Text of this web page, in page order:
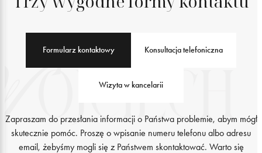
Formularz kontaktowy Konsultacja telefoniczna
Wizyta w kancelarii
Zapraszam do przesłania informacji o Państwa problemie, abym mógł
skutecznie pomóc. Proszę o wpisanie numeru telefonu albo adresu
email, żebyśmy mogli się z Państwem skontaktować. Warto się